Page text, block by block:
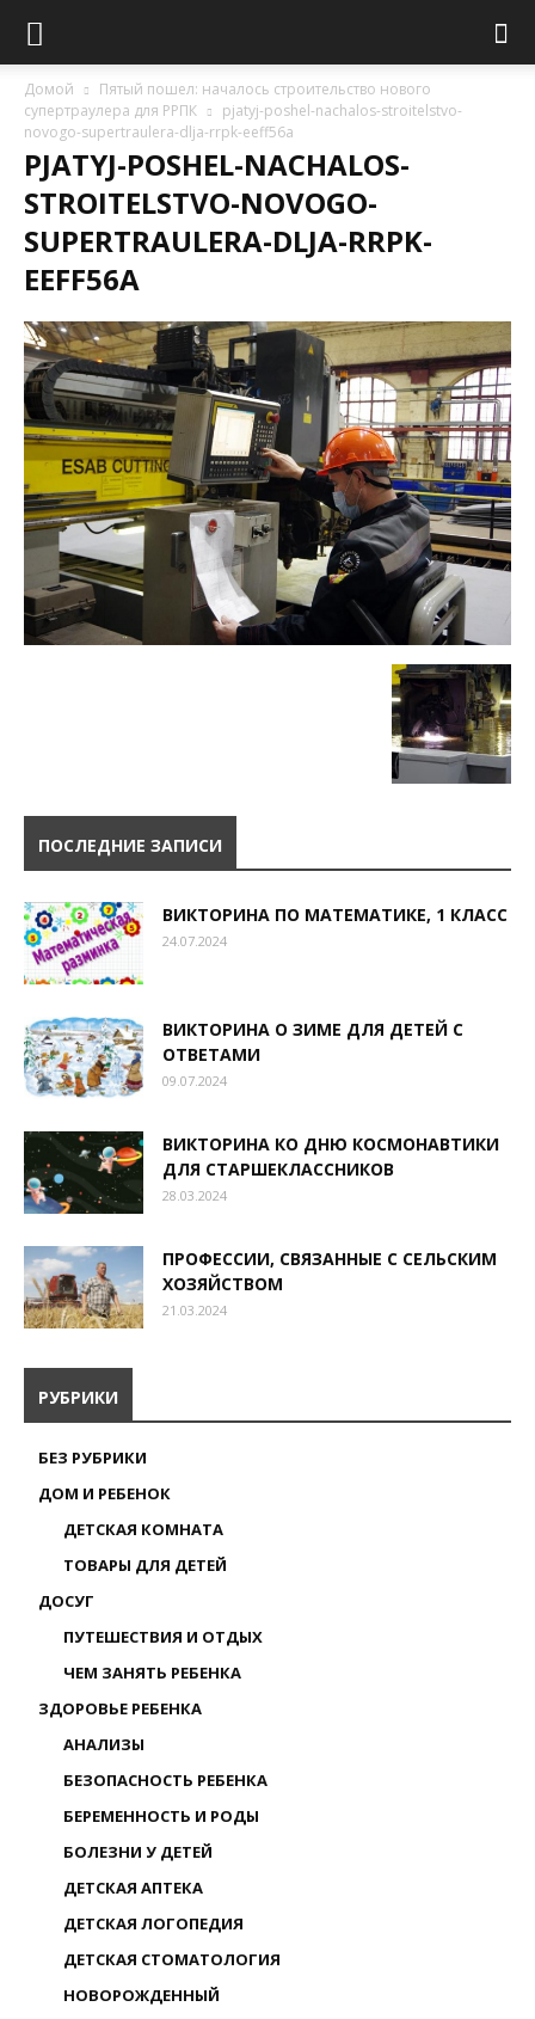
Домой
Пятый пошел: началось строительство нового
супертраулера для РРПК
pjatyj-poshel-nachalos-stroitelstvo-
novogo-supertraulera-dlja-rrpk-eeff56a
PJATYJ-POSHEL-NACHALOS-
STROITELSTVO-NOVOGO-
SUPERTRAULERA-DLJA-RRPK-
EEFF56A
ПОСЛЕДНИЕ ЗАПИСИ
ВИКТОРИНА ПО МАТЕМАТИКЕ, 1 КЛАСС
24.07.2024
ВИКТОРИНА О ЗИМЕ ДЛЯ ДЕТЕЙ С
ОТВЕТАМИ
09.07.2024
ВИКТОРИНА КО ДНЮ КОСМОНАВТИКИ
ДЛЯ СТАРШЕКЛАССНИКОВ
28.03.2024
ПРОФЕССИИ, СВЯЗАННЫЕ С СЕЛЬСКИМ
ХОЗЯЙСТВОМ
21.03.2024
РУБРИКИ
БЕЗ РУБРИКИ
ДОМ И РЕБЕНОК
ДЕТСКАЯ КОМНАТА
ТОВАРЫ ДЛЯ ДЕТЕЙ
ДОСУГ
ПУТЕШЕСТВИЯ И ОТДЫХ
ЧЕМ ЗАНЯТЬ РЕБЕНКА
ЗДОРОВЬЕ РЕБЕНКА
АНАЛИЗЫ
БЕЗОПАСНОСТЬ РЕБЕНКА
БЕРЕМЕННОСТЬ И РОДЫ
БОЛЕЗНИ У ДЕТЕЙ
ДЕТСКАЯ АПТЕКА
ДЕТСКАЯ ЛОГОПЕДИЯ
ДЕТСКАЯ СТОМАТОЛОГИЯ
НОВОРОЖДЕННЫЙ